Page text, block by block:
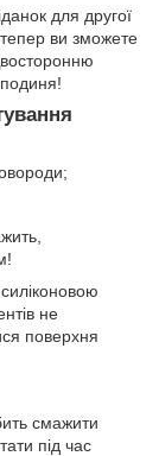
для другої
ви зможете
не
поверхня
смажити
під час